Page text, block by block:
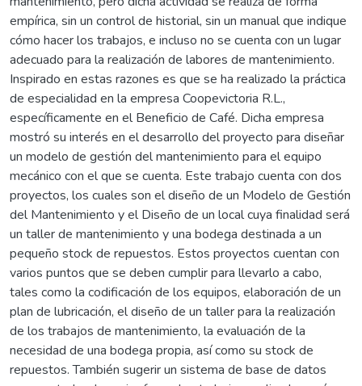
empírica, sin un control de historial, sin un manual que indique
cómo hacer los trabajos, e incluso no se cuenta con un lugar
adecuado para la realización de labores de mantenimiento.
Inspirado en estas razones es que se ha realizado la práctica
de especialidad en la empresa Coopevictoria R.L.,
específicamente en el Beneficio de Café. Dicha empresa
mostró su interés en el desarrollo del proyecto para diseñar
un modelo de gestión del mantenimiento para el equipo
mecánico con el que se cuenta. Este trabajo cuenta con dos
proyectos, los cuales son el diseño de un Modelo de Gestión
del Mantenimiento y el Diseño de un local cuya finalidad será
un taller de mantenimiento y una bodega destinada a un
pequeño stock de repuestos. Estos proyectos cuentan con
varios puntos que se deben cumplir para llevarlo a cabo,
tales como la codificación de los equipos, elaboración de un
plan de lubricación, el diseño de un taller para la realización
de los trabajos de mantenimiento, la evaluación de la
necesidad de una bodega propia, así como su stock de
repuestos. También sugerir un sistema de base de datos